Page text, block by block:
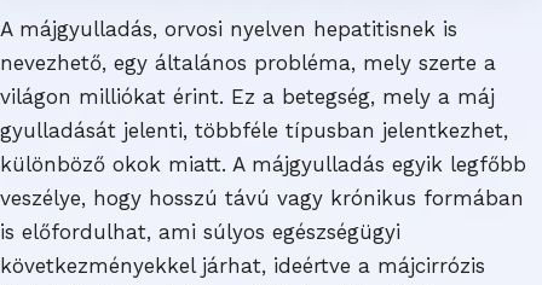
A májgyulladás, orvosi nyelven hepatitisnek is
nevezhető, egy általános probléma, mely szerte a
világon milliókat érint. Ez a betegség, mely a máj
gyulladását jelenti, többféle típusban jelentkezhet,
különböző okok miatt. A májgyulladás egyik legfőbb
veszélye, hogy hosszú távú vagy krónikus formában
is előfordulhat, ami súlyos egészségügyi
következményekkel járhat, ideértve a májcirrózis